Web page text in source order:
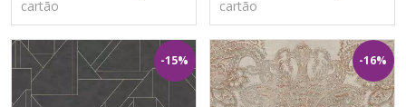
cartão
cartão
-15% -16%